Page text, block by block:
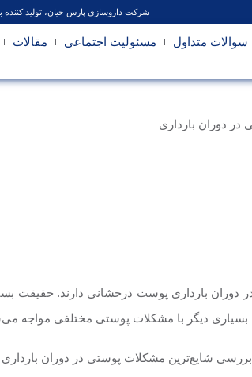
شرکت داروسازی پارس حیان، تولید کننده
سوالات متداول مسئولیت اجتماعی مقالات
در دوران بارداری پوست درخشانی دارند.
بسیاری دیگر با مشکلات پوستی مختلفی
بررسی شایع‌ترین مشکلات پوستی در دوران بارداری